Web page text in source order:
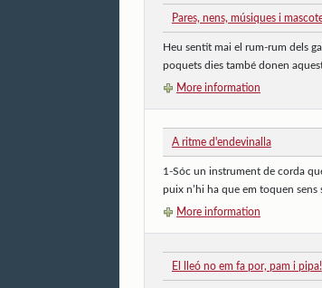
Pares, nens, músiques i
Heu sentit mai el rum-rum dels
poquets dies també donen
More information
A ritme d'endevinalla
1-Sóc un instrument de corda
puix n’hi ha que em toquen sens
More information
El lleó no em fa por, pam i pipa!